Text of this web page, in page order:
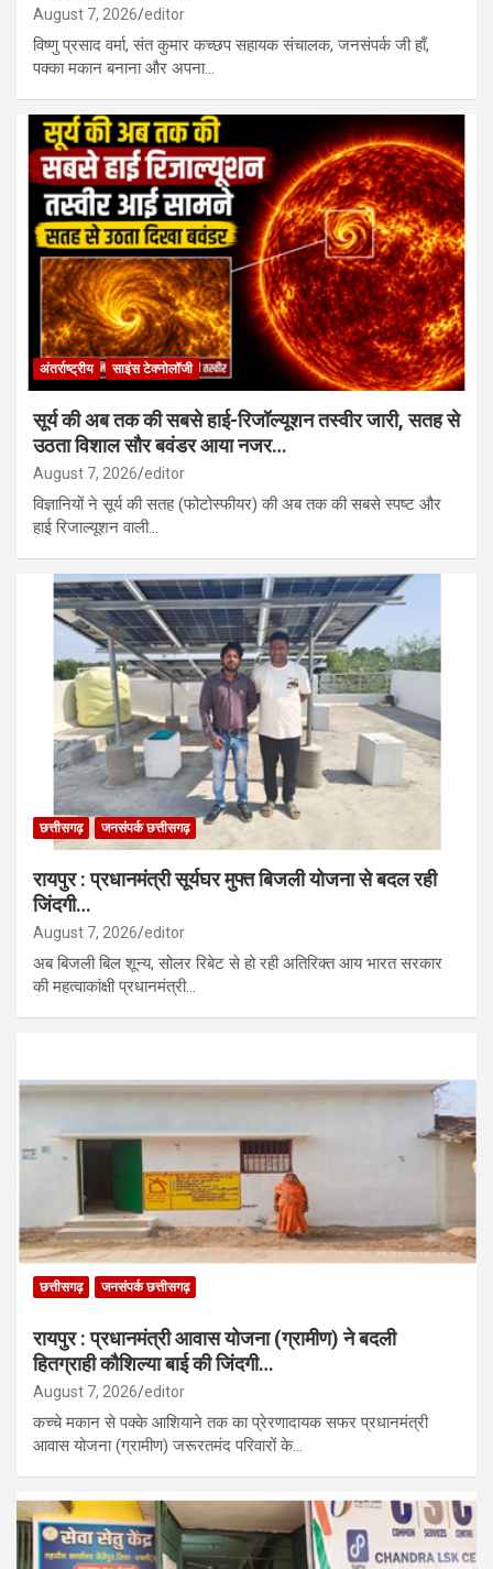
August 7, 2026 editor
विष्णु प्रसाद वर्मा, संत कुमार कच्छप सहायक संचालक, जनसंपर्क जी हाँ,
पक्का मकान बनाना और अपना…
अंतर्राष्ट्रीय साइंस टेक्नोलॉजी
सूर्य की अब तक की सबसे हाई-रिजॉल्यूशन तस्वीर जारी, सतह से
उठता विशाल सौर बवंडर आया नजर…
August 7, 2026 editor
विज्ञानियों ने सूर्य की सतह (फोटोस्फीयर) की अब तक की सबसे स्पष्ट और
हाई रिजाल्यूशन वाली…
छत्तीसगढ़ जनसंपर्क छत्तीसगढ़
रायपुर : प्रधानमंत्री सूर्यघर मुफ्त बिजली योजना से बदल रही
जिंदगी…
August 7, 2026 editor
अब बिजली बिल शून्य, सोलर रिबेट से हो रही अतिरिक्त आय भारत सरकार
की महत्वाकांक्षी प्रधानमंत्री…
छत्तीसगढ़ जनसंपर्क छत्तीसगढ़
रायपुर : प्रधानमंत्री आवास योजना (ग्रामीण) ने बदली
हितग्राही कौशिल्या बाई की जिंदगी…
August 7, 2026 editor
कच्चे मकान से पक्के आशियाने तक का प्रेरणादायक सफर प्रधानमंत्री
आवास योजना (ग्रामीण) जरूरतमंद परिवारों के…